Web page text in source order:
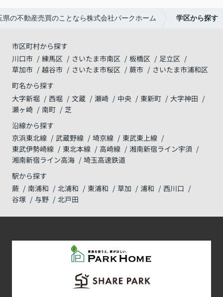
県の不動産売買のことなら株式会社パークホーム 学区から探す
市区町村から探す
川口市
練馬区 さいたま市南区 板橋区
足立区
草加市
越谷市 さいたま市桜区 蕨市
さいたま市浦和区
町名から探す
大字新堀
西堀 文蔵 瀬崎 中央 東新町
大字神田
瀬ヶ崎
南町
芝
沿線から探す
京浜東北線
武蔵野線 埼京線
東武東上線
東武伊勢崎線
東北本線 高崎線
湘南新宿ライン宇須
湘南新宿ライン高海
埼玉高速鉄道
駅から探す
蕨
南浦和 北浦和 東浦和 草加 浦和
西川口
谷塚
与野 北戸田